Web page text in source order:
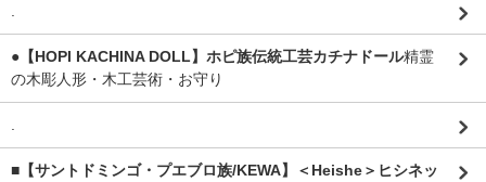
●【HOPI KACHINA DOLL】ホピ族伝統工芸カチナドール精霊
の木彫人形・木工芸術・お守り
■【サントドミンゴ・プエブロ族/KEWA】＜Heishe＞ヒシネッ